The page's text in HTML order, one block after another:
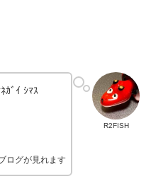
R2FISH
ｶﾞｲ ｼﾏｽ
ログが見れます